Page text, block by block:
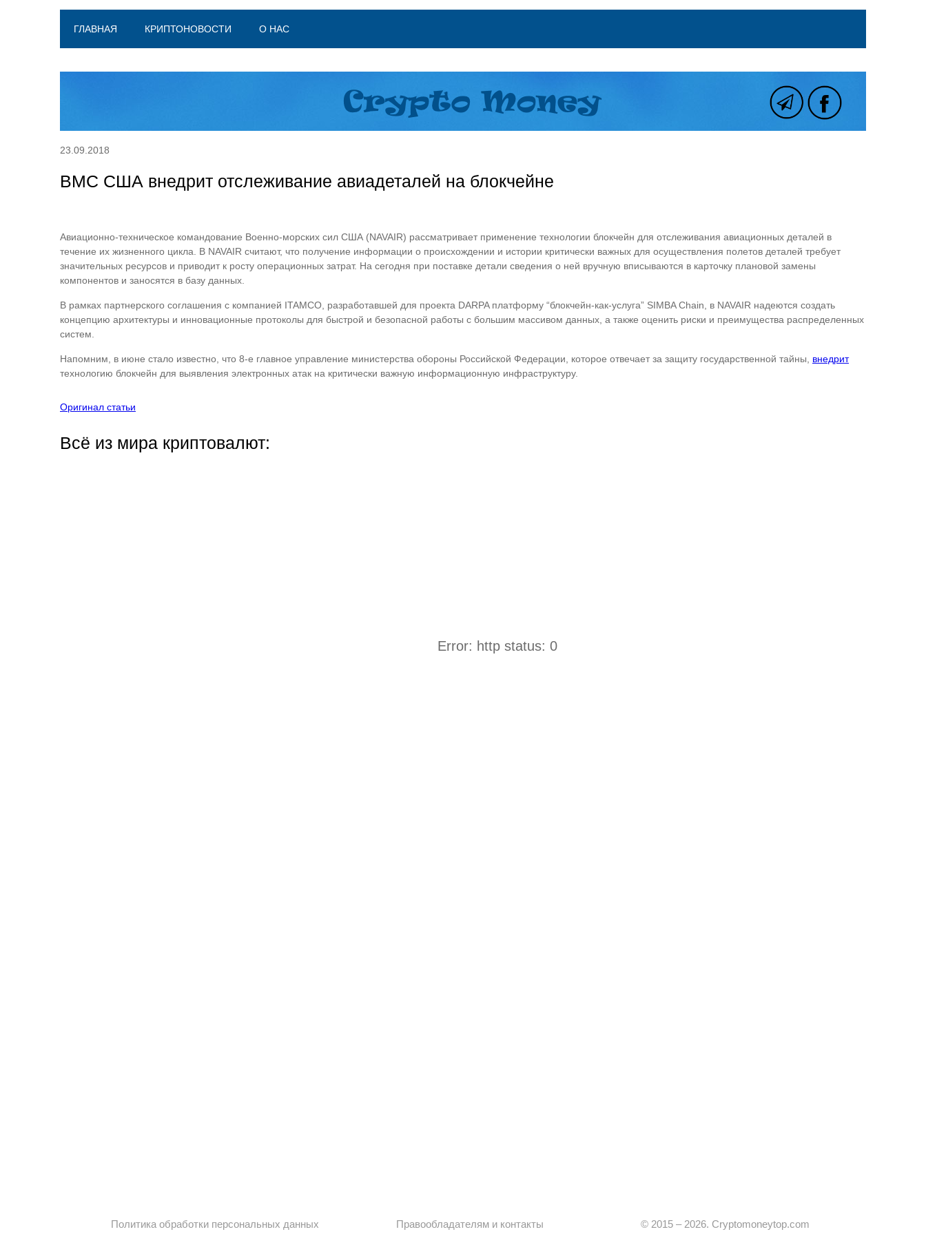
ГЛАВНАЯ КРИПТОНОВОСТИ О НАС
23.09.2018
ВМС США внедрит отслеживание авиадеталей на блокчейне
Авиационно-техническое командование Военно-морских сил США (NAVAIR) рассматривает применение технологии блокчейн для отслеживания авиационных деталей в
течение их жизненного цикла. В NAVAIR считают, что получение информации о происхождении и истории критически важных для осуществления полетов деталей требует
значительных ресурсов и приводит к росту операционных затрат. На сегодня при поставке детали сведения о ней вручную вписываются в карточку плановой замены
компонентов и заносятся в базу данных.
В рамках партнерского соглашения с компанией ITAMCO, разработавшей для проекта DARPA платформу “блокчейн-как-услуга” SIMBA Chain, в NAVAIR надеются создать
концепцию архитектуры и инновационные протоколы для быстрой и безопасной работы с большим массивом данных, а также оценить риски и преимущества распределенных
систем.
Напомним, в июне стало известно, что 8-е главное управление министерства обороны Российской Федерации, которое отвечает за защиту государственной тайны, внедрит
технологию блокчейн для выявления электронных атак на критически важную информационную инфраструктуру.
Оригинал статьи
Всё из мира криптовалют:
Error: http status: 0
Политика обработки персональных данных Правообладателям и контакты © 2015 – 2026. Cryptomoneytop.com